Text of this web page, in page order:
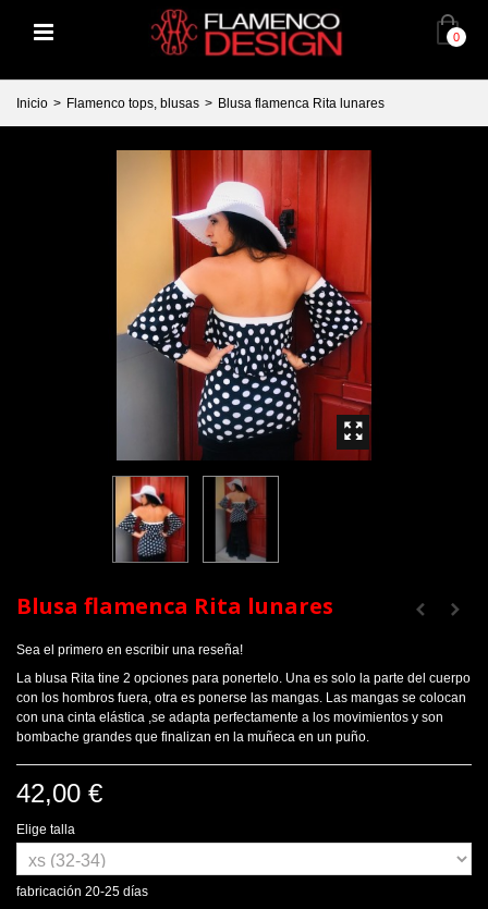
0
Inicio > Flamenco tops, blusas > Blusa flamenca Rita lunares
Blusa flamenca Rita lunares
Sea el primero en escribir una reseña!
La blusa Rita tine 2 opciones para ponertelo. Una es solo la parte del cuerpo
con los hombros fuera, otra es ponerse las mangas. Las mangas se colocan
con una cinta elástica ,se adapta perfectamente a los movimientos y son
bombache grandes que finalizan en la muñeca en un puño.
42,00 €
Elige talla
fabricación 20-25 días